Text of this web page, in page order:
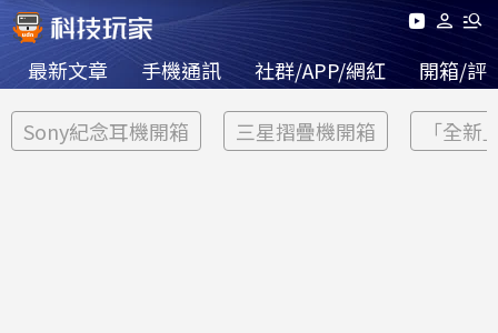
最新文章 手機通訊 社群/APP/網紅 開箱/評
Sony紀念耳機開箱 三星摺疊機開箱 「全新